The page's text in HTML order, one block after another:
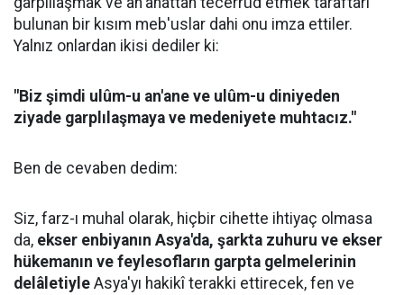
bulunan bir kısım meb'uslar dahi onu imza ettiler.
Yalnız onlardan ikisi dediler ki:
"Biz şimdi ulûm-u an'ane ve ulûm-u diniyeden
ziyade garplılaşmaya ve medeniyete muhtacız."
Ben de cevaben dedim:
Siz, farz-ı muhal olarak, hiçbir cihette ihtiyaç olmasa
da, ekser enbiyanın Asya'da, şarkta zuhuru ve ekser
hükemanın ve feylesofların garpta gelmelerinin
delâletiyle Asya'yı hakikî terakki ettirecek, fen ve